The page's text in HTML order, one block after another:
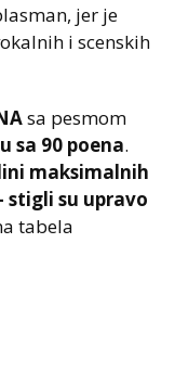
jer je
i scenskih
sa pesmom
sa 90 poena.
maksimalnih
stigli su upravo
tabela